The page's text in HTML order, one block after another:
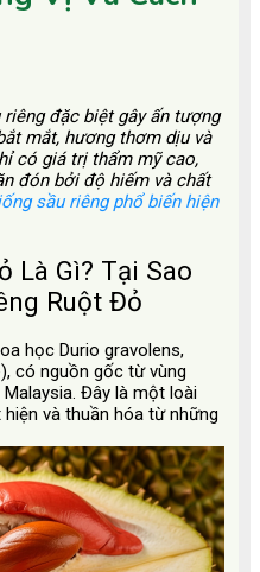
riêng đặc biệt gây ấn tượng
mắt, hương thơm dịu và
có giá trị thẩm mỹ cao,
đón bởi độ hiếm và chất
sầu riêng phổ biến hiện
Là Gì? Tại Sao
Ruột Đỏ
học Durio gravolens,
có nguồn gốc từ vùng
Đây là một loài
và thuần hóa từ những